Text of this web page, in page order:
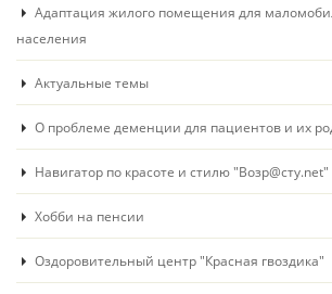
Адаптация жилого помещения для
населения
Актуальные темы
О проблеме деменции для пациентов и их
Навигатор по красоте и стилю "Возр@сту.net"
Хобби на пенсии
Оздоровительный центр "Красная гвоздика"